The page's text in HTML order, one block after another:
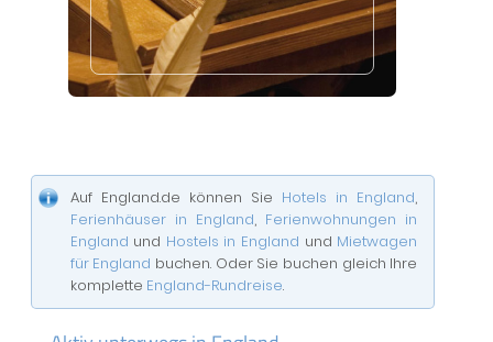
Auf England.de können Sie Hotels in England,
Ferienhäuser in England, Ferienwohnungen in
England und Hostels in England und Mietwagen
für England buchen. Oder Sie buchen gleich Ihre
komplette England-Rundreise.